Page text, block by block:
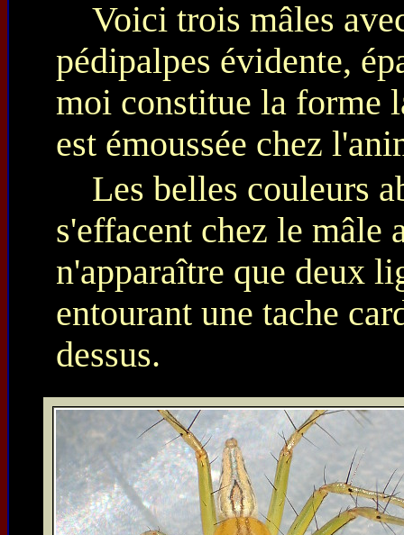
Voici trois mâles
pédipalpes évidente,
moi constitue la forme
est émoussée chez
Les belles couleurs
s'effacent chez le mâle
n'apparaître que deux
entourant une tache
dessus.